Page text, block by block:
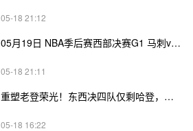
05-18 21:12
05月19日 NBA季后赛西部决赛G1 马刺vs雷霆直播前瞻分析
05-18 21:11
重塑老登荣光！东西决四队仅剩哈登，高龄坚守续写传奇
05-18 16:22